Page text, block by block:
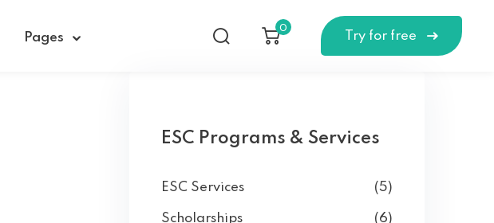
Pages
0
Try for free
ESC Programs & Services
ESC Services (5)
Scholarships (6)